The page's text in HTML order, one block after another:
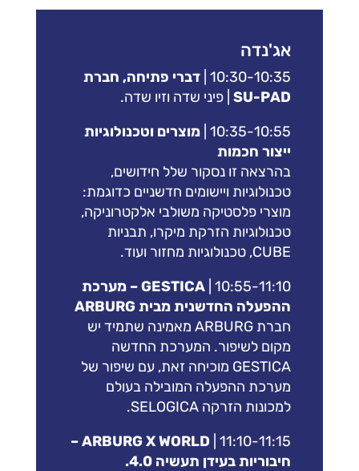
אג'נדה
10:30-10:35 | דברי פתיחה, חברת
SU-PAD| פיני שדה וזיו שדה.
10:35-10:55 | מוצרים וטכנולוגיות
ייצור חכמות
בהרצאה זו נסקור שלל חידושים,
טכנולוגיות ויישומים חדשניים כדוגמת:
מוצרי פלסטיקה משולבי אלקטרוניקה,
טכנולוגיות הזרקת מיקרו, תבניות
CUBE, טכנולוגיות מחזור ועוד.
10:55-11:10 |
GESTICA – מערכת
ההפעלה החדשנית מבית ARBURG
חברת ARBURG מאמינה שתמיד יש
מקום לשיפור. המערכת החדשה
GESTICA מוכיחה זאת, עם שיפור של
מערכת ההפעלה המובילה בעולם
למכונות הזרקה SELOGICA.
11:10-11:15 |
ARBURG X WORLD –
חיבוריות בעידן תעשיה 4.0.